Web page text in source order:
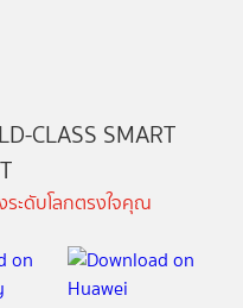
CLASS SMART
ะดับโลกตรงใจคุณ